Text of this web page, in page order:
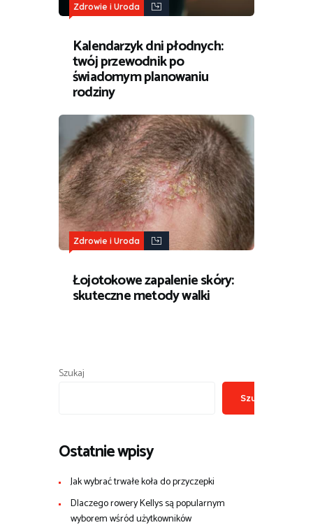
Zdrowie i Uroda
Kalendarzyk dni płodnych:
twój przewodnik po
świadomym planowaniu
rodziny
Zdrowie i Uroda
Łojotokowe zapalenie skóry:
skuteczne metody walki
Szukaj
Szukaj
Ostatnie wpisy
Jak wybrać trwałe koła do przyczepki
Dlaczego rowery Kellys są popularnym
wyborem wśród użytkowników